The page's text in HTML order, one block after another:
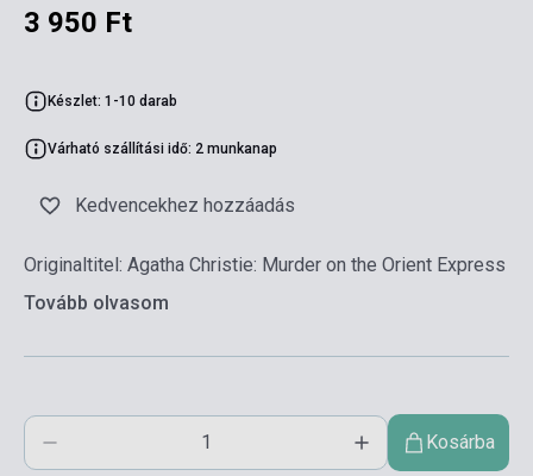
3 950 Ft
Készlet: 1-10 darab
Várható szállítási idő: 2 munkanap
Kedvencekhez hozzáadás
Originaltitel: Agatha Christie: Murder on the Orient Express
Tovább olvasom
Kosárba